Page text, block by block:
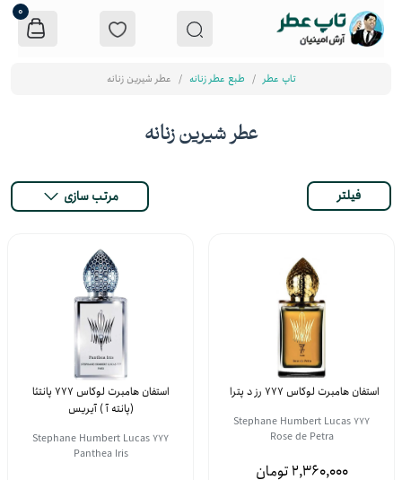
0
تاپ عطر طبع عطر زنانه عطر شیرین زنانه
عطر شیرین زنانه
فیلتر مرتب سازی
استفان هامبرت لوکاس 777 رز د پترا
Stephane Humbert Lucas 777
Rose de Petra
2,360,000
استفان هامبرت لوکاس 777 پانتئا
(پانته آ ) آیریس
Stephane Humbert Lucas 777
Panthea Iris